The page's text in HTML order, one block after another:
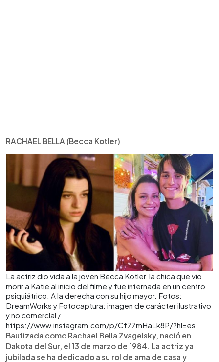
RACHAEL BELLA (Becca Kotler)
La actriz dio vida a la joven Becca Kotler, la chica que vio
morir a Katie al inicio del filme y fue internada en un centro
psiquiátrico. A la derecha con su hijo mayor. Fotos:
DreamWorks y Fotocaptura: imagen de carácter ilustrativo
y no comercial /
https://www.instagram.com/p/Cf77mHaLk8P/?hl=es
Bautizada como Rachael Bella Zvagelsky, nació en
Dakota del Sur, el 13 de marzo de 1984. La actriz ya
jubilada se ha dedicado a su rol de ama de casa y